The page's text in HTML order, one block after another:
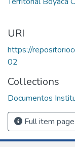
URI
https://
02
Collections
Documentos
Full item page